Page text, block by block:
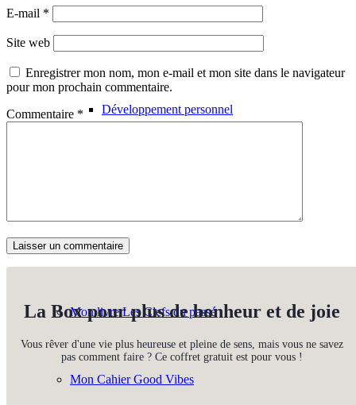
Développement personnel
Livres
Mon livre Les Clefs du passé
Mon Cahier Good Vibes
E-mail *
Site web
Enregistrer mon nom, mon e-mail et mon site dans le navigateur
pour mon prochain commentaire.
Commentaire *
La Box pour plus de bonheur et de joie
Vous rêver d'une vie plus heureuse et pleine de sens, mais vous ne savez
pas comment faire ? Ce coffret gratuit est pour vous !